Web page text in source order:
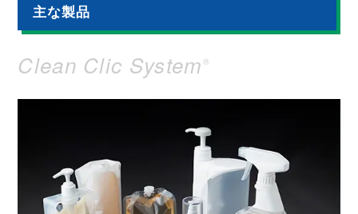
主な製品
Clean Clic System ®